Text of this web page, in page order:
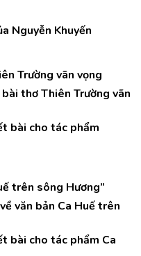
Nguyễn Khuyến
Trường vãn vọng
thơ Thiên Trường vãn
bài cho tác phẩm
trên sông Hương”
văn bản Ca Huế trên
bài cho tác phẩm Ca